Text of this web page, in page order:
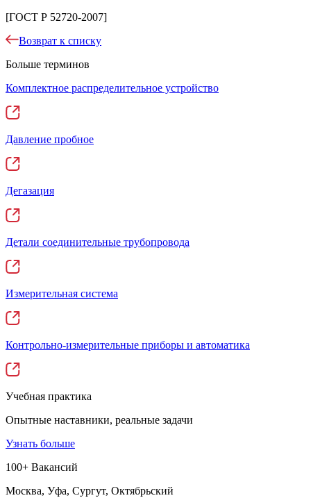
[ГОСТ Р 52720-2007]
Возврат к списку
Больше терминов
Комплектное распределительное устройство
Давление пробное
Дегазация
Детали соединительные трубопровода
Измерительная система
Контрольно-измерительные приборы и автоматика
Учебная практика
Опытные наставники, реальные задачи
Узнать больше
100+ Вакансий
Москва, Уфа, Сургут, Октябрьский